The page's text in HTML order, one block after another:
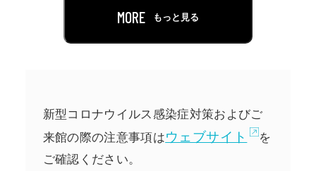
谷川俊太郎や星新一、丸谷才一などの本の挿
多く残しました。さらに、自ら監督をつとめた
映画やアニメーション、立体作品、落語や演劇
の台本、訳詞や作曲など、その創作はジャンル
の垣根を超えて、豊かな広がりを見せていま
MORE もっと見る
新型コロナウイルス感染症対策およびご
来館の際の注意事項はウェブサイト
を
ご確認ください。